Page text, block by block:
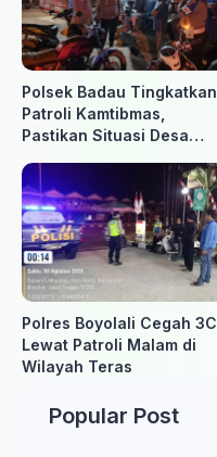
Polsek Badau Tingkatkan
Patroli Kamtibmas,
Pastikan Situasi Desa
Polres Boyolali Cegah 3C
Lewat Patroli Malam di
Wilayah Teras
Popular Post